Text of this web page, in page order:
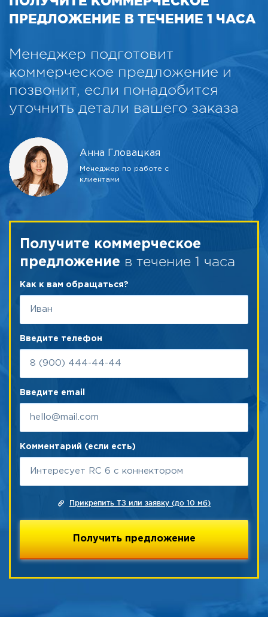
ПРЕДЛОЖЕНИЕ В ТЕЧЕНИЕ 1 ЧАСА
Менеджер подготовит
коммерческое предложение и
позвонит, если понадобится
уточнить детали вашего заказа
Анна Гловацкая
Менеджер по работе с
клиентами
Получите коммерческое
предложение в течение 1 часа
Как к вам обращаться?
Введите телефон
Введите email
Комментарий (если есть)
Прикрепить ТЗ или заявку (до 10 мб)